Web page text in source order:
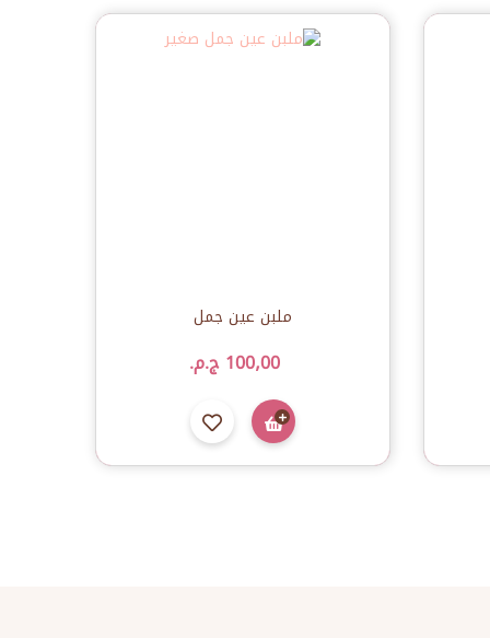
ملبن عين جمل
100٫00 ج.م.‏